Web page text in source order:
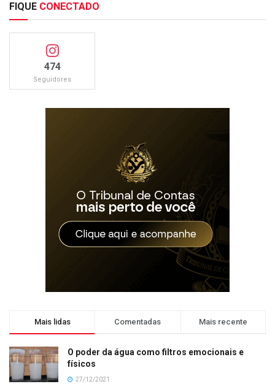
FIQUE CONECTADO
474
Seguidores
Mais lidas Comentadas Mais recente
O poder da água como filtros emocionais e
físicos
27/12/2021